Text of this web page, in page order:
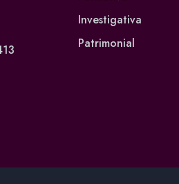
Investigativa
Patrimonial